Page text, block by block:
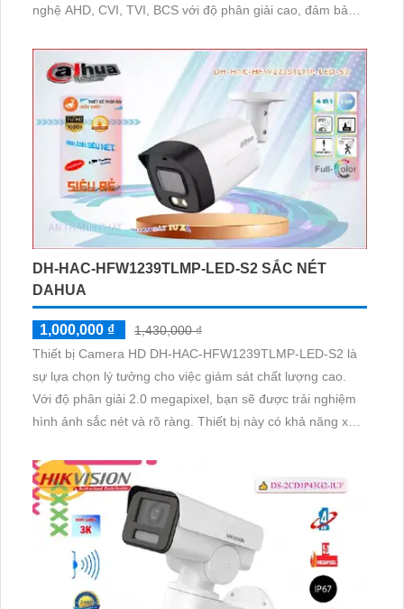
nghệ AHD, CVI, TVI, BCS với độ phân giải cao, đảm bảo
thoại dễ dàng hơn bao giờ hết, giúp bạn có thể kiểm soát
toàn bộ tình hình mọi nơi mọi lúc
DH-HAC-HFW1239TLMP-LED-S2 SẮC NÉT
DAHUA
1,000,000 ₫
1,430,000 ₫
Thiết bị Camera HD DH-HAC-HFW1239TLMP-LED-S2 là
sự lựa chọn lý tưởng cho việc giám sát chất lượng cao.
Với độ phân giải 2.0 megapixel, bạn sẽ được trải nghiệm
hình ảnh sắc nét và rõ ràng. Thiết bị này có khả năng xem
trong điều kiện ánh sáng yếu